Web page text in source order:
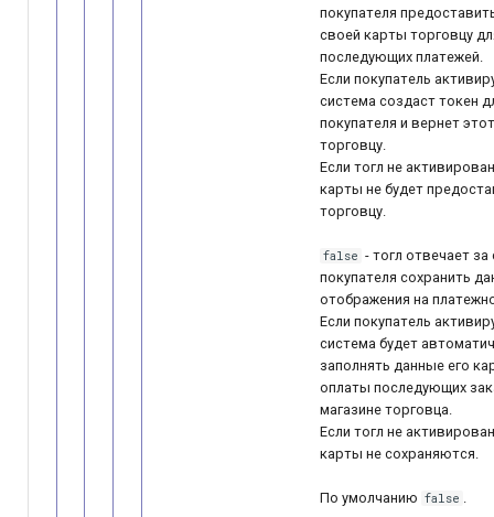
покупателя
своей карты торговцу
последующих платежей.
Если покупатель
система создаст токен
покупателя и вернет
торговцу.
Если тогл не
карты не будет
торговцу.
false - тогл отвечает за
покупателя сохранить
отображения на
Если покупатель
система будет
заполнять данные его
оплаты последующих
магазине торговца.
Если тогл не
карты не сохраняются.
По умолчанию false .